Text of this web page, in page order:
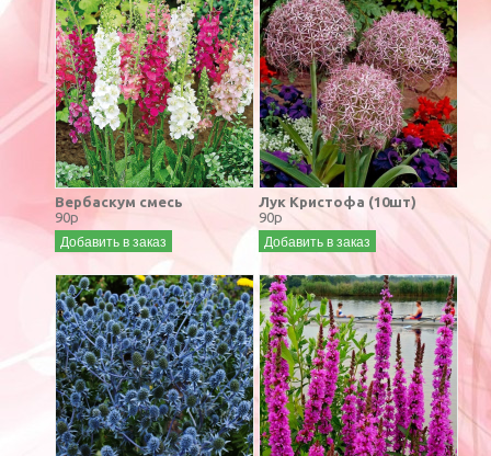
Вербаскум смесь
90р
Добавить в заказ
Лук Кристофа (10шт)
90р
Добавить в заказ